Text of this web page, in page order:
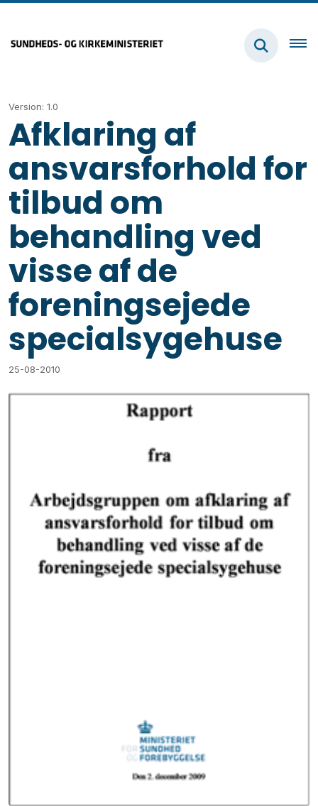
Version: 1.0
Afklaring af
ansvarsforhold for
tilbud om
behandling ved
visse af de
foreningsejede
specialsygehuse
25-08-2010